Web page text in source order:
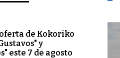
de Kokoriko
y
este 7 de agosto